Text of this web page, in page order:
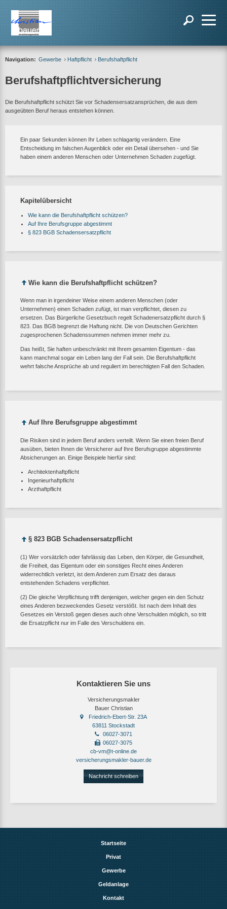
Kontaktieren Sie uns
Versicherungsmakler
Bauer Christian
Friedrich-Ebert-Str. 23A
63811 Stockstadt
06027-3071
06027-3075
cb-vm@t-online.de
versicherungsmakler-bauer.de
Nachricht schreiben
Navigation: Gewerbe Haftpflicht Berufshaftpflicht
Berufshaftpflichtversicherung
Die Berufshaftpflicht schützt Sie vor Schadensersatzansprüchen, die aus dem
ausgeübten Beruf heraus entstehen können.
Ein paar Sekunden können Ihr Leben schlagartig verändern. Eine
Entscheidung im falschen Augenblick oder ein Detail übersehen - und Sie
haben einem anderen Menschen oder Unternehmen Schaden zugefügt.
Kapitelübersicht
Wie kann die Berufshaftpflicht schützen?
Auf Ihre Berufsgruppe abgestimmt
§ 823 BGB Schadensersatzpflicht
Wie kann die Berufshaftpflicht schützen?
Wenn man in irgendeiner Weise einem anderen Menschen (oder
Unternehmen) einen Schaden zufügt, ist man verpflichtet, diesen zu
ersetzen. Das Bürgerliche Gesetzbuch regelt Schadenersatzpflicht durch §
823. Das BGB begrenzt die Haftung nicht. Die von Deutschen Gerichten
zugesprochenen Schadenssummen nehmen immer mehr zu.
Das heißt, Sie haften unbeschränkt mit Ihrem gesamten Eigentum - das
kann manchmal sogar ein Leben lang der Fall sein. Die Berufshaftpflicht
wehrt falsche Ansprüche ab und reguliert im berechtigten Fall den Schaden.
Auf Ihre Berufsgruppe abgestimmt
Die Risiken sind in jedem Beruf anders verteilt. Wenn Sie einen freien Beruf
ausüben, bieten Ihnen die Versicherer auf Ihre Berufsgruppe abgestimmte
Absicherungen an. Einige Beispiele hierfür sind:
Architektenhaftpflicht
Ingenieurhaftpflicht
Arzthaftpflicht
§ 823 BGB Schadensersatzpflicht
(1) Wer vorsätzlich oder fahrlässig das Leben, den Körper, die Gesundheit,
die Freiheit, das Eigentum oder ein sonstiges Recht eines Anderen
widerrechtlich verletzt, ist dem Anderen zum Ersatz des daraus
entstehenden Schadens verpflichtet.
(2) Die gleiche Verpflichtung trifft denjenigen, welcher gegen ein den Schutz
eines Anderen bezweckendes Gesetz verstößt. Ist nach dem Inhalt des
Gesetzes ein Verstoß gegen dieses auch ohne Verschulden möglich, so tritt
die Ersatzpflicht nur im Falle des Verschuldens ein.
Startseite
Privat
Gewerbe
Geldanlage
Kontakt